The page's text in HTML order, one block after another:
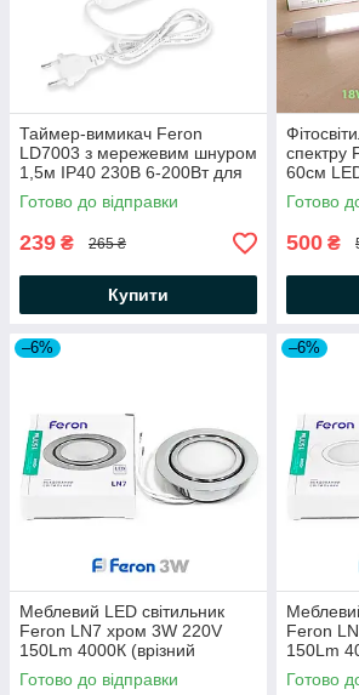
Таймер-вимикач Feron
LD7003 з мережевим шнуром
1,5м IP40 230В 6-200Вт для
фітосвітильника AL7003
білий
Готово до відправки
239 ₴ 265 ₴
Купити
спектру
60см
IP65
шнур
Готово
500 ₴
–6%
Меблевий LED світильник
Feron LN7 хром 3W 220V
150Lm 4000К (врізний
світлодіодний) Ø70*20мм
Готово до відправки
–6%
Feron
150Lm
Готово